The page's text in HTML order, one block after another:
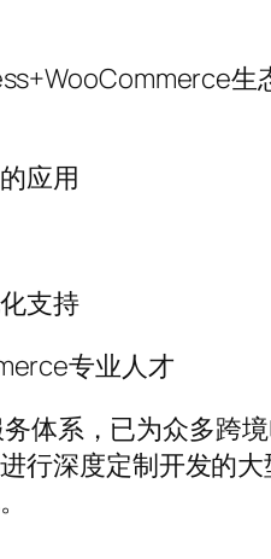
应用
支持
专业人才
体系，已为众多跨
行深度定制开发的